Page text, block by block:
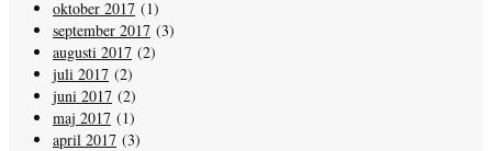
oktober 2017 (1)
september 2017 (3)
augusti 2017 (2)
juli 2017 (2)
juni 2017 (2)
maj 2017 (1)
april 2017 (3)